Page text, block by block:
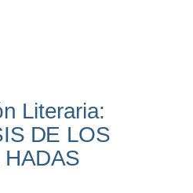
Literaria:
DE LOS